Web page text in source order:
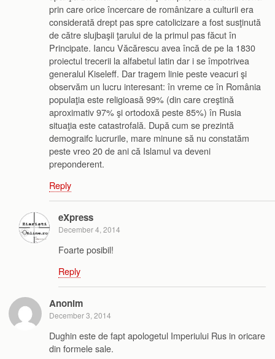
prin care orice încercare de românizare a culturii era
considerată drept pas spre catolicizare a fost susţinută
de către slujbaşii ţarului de la primul pas făcut în
Principate. Iancu Văcărescu avea încă de pe la 1830
proiectul trecerii la alfabetul latin dar i se împotrivea
generalul Kiseleff. Dar tragem linie peste veacuri şi
observăm un lucru interesant: în vreme ce în România
populaţia este religioasă 99% (din care creştină
aproximativ 97% şi ortodoxă peste 85%) în Rusia
situaţia este catastrofală. După cum se prezintă
demograifc lucrurile, mare minune să nu constatăm
peste vreo 20 de ani că Islamul va deveni
preponderent.
Reply
eXpress
December 4, 2014
Foarte posibil!
Reply
Anonim
December 3, 2014
Dughin este de fapt apologetul Imperiului Rus in oricare
din formele sale.